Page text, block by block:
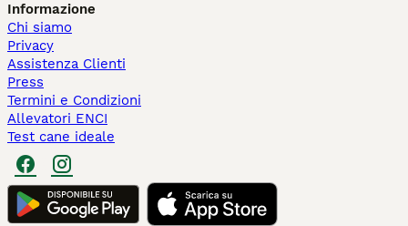
Informazione
Chi siamo
Privacy
Assistenza Clienti
Press
Termini e Condizioni
Allevatori ENCI
Test cane ideale